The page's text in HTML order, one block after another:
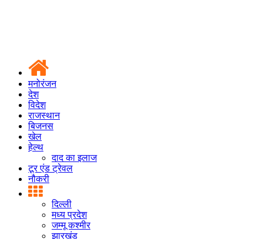
मनोरंजन
देश
विदेश
राजस्थान
बिजनस
खेल
हेल्थ
दाद का इलाज
टूर एंड ट्रेवल
नौकरी
दिल्ली
मध्य प्रदेश
जम्मू कश्मीर
झारखंड